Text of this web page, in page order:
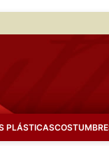
PLÁSTICAS